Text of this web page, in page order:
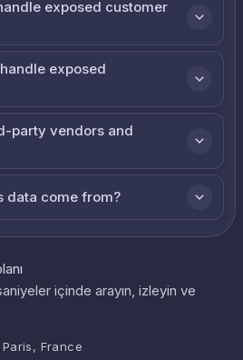
exposed customer
exposed
party vendors and
data come from?
içinde arayın, izleyin ve
France